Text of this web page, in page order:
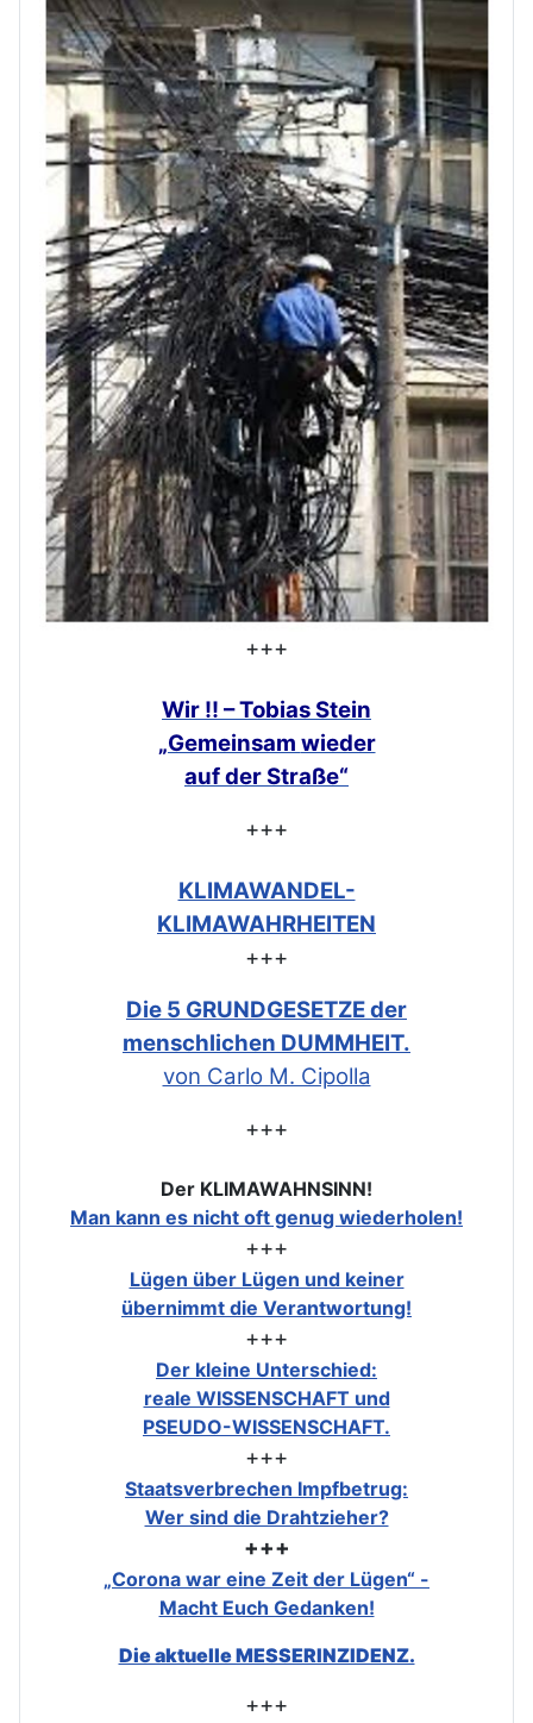
+++
Wir !! – Tobias Stein
„Gemeinsam wieder
auf der Straße“
+++
KLIMAWANDEL-
KLIMAWAHRHEITEN
+++
Die 5 GRUNDGESETZE der
menschlichen DUMMHEIT.
von Carlo M. Cipolla
+++
Der KLIMAWAHNSINN!
Man kann es nicht oft genug wiederholen!
+++
Lügen über Lügen und keiner
übernimmt die Verantwortung!
+++
Der kleine Unterschied:
reale WISSENSCHAFT und
PSEUDO-WISSENSCHAFT.
+++
Staatsverbrechen Impfbetrug:
Wer sind die Drahtzieher?
+++
„Corona war eine Zeit der Lügen“ -
Macht Euch Gedanken!
Die aktuelle MESSERINZIDENZ.
+++